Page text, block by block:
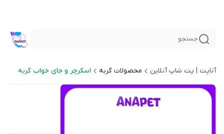
جستجو
آناپت | پت شاپ آنلاین محصولات گربه اسکرچر و جای خواب گربه